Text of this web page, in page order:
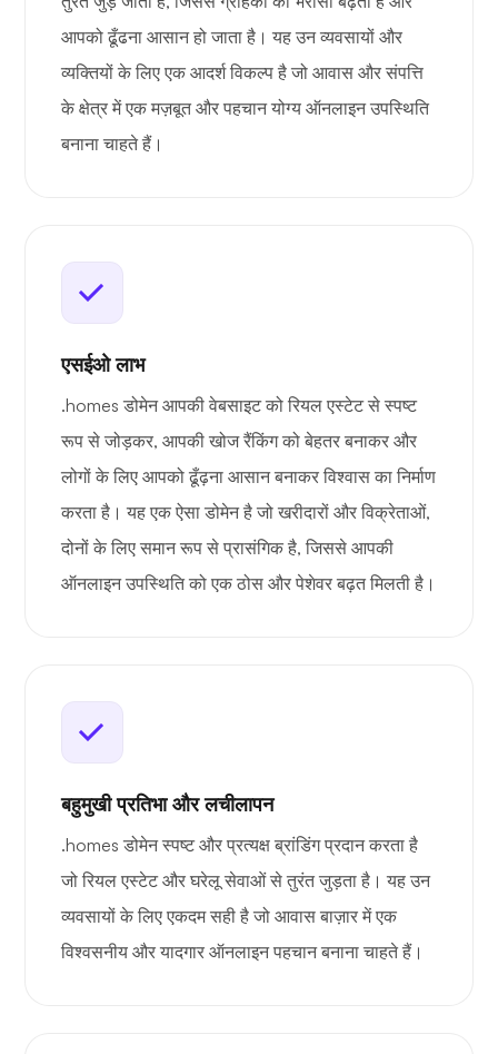
आपको ढूँढना आसान हो जाता है। यह उन व्यवसायों और
व्यक्तियों के लिए एक आदर्श विकल्प है जो आवास और संपत्ति
के क्षेत्र में एक मज़बूत और पहचान योग्य ऑनलाइन उपस्थिति
बनाना चाहते हैं।
एसईओ लाभ
.homes डोमेन आपकी वेबसाइट को रियल एस्टेट से स्पष्ट
रूप से जोड़कर, आपकी खोज रैंकिंग को बेहतर बनाकर और
लोगों के लिए आपको ढूँढ़ना आसान बनाकर विश्वास का निर्माण
करता है। यह एक ऐसा डोमेन है जो खरीदारों और विक्रेताओं,
दोनों के लिए समान रूप से प्रासंगिक है, जिससे आपकी
ऑनलाइन उपस्थिति को एक ठोस और पेशेवर बढ़त मिलती है।
बहुमुखी प्रतिभा और लचीलापन
.homes डोमेन स्पष्ट और प्रत्यक्ष ब्रांडिंग प्रदान करता है
जो रियल एस्टेट और घरेलू सेवाओं से तुरंत जुड़ता है। यह उन
व्यवसायों के लिए एकदम सही है जो आवास बाज़ार में एक
विश्वसनीय और यादगार ऑनलाइन पहचान बनाना चाहते हैं।